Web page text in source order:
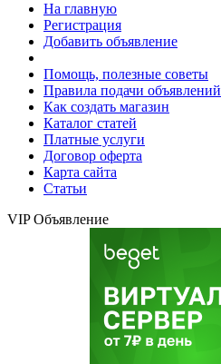
На главную
Регистрация
Добавить объявление
Помощь, полезные советы
Правила подачи объявлений
Как создать магазин
Каталог статей
Платные услуги
Договор оферта
Карта сайта
Статьи
VIP Объявление